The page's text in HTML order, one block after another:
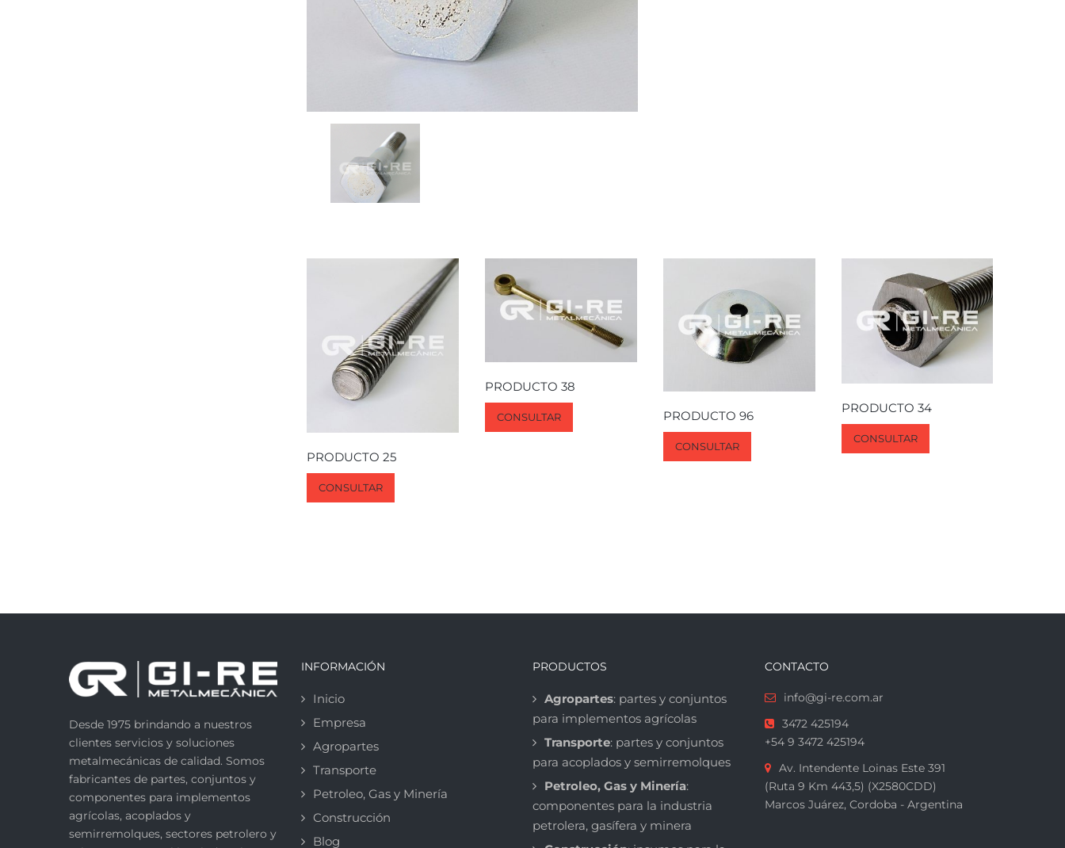
PRODUCTO 25
CONSULTAR
PRODUCTO 38
CONSULTAR PRODUCTO 96
CONSULTAR
PRODUCTO 34
CONSULTAR
Desde 1975 brindando a nuestros
clientes servicios y soluciones
metalmecánicas de calidad. Somos
fabricantes de partes, conjuntos y
componentes para implementos
agrícolas, acoplados y
semirremolques, sectores petrolero y
INFORMACIÓN
Inicio
Empresa
Agropartes
Transporte
Petroleo, Gas y Minería
Construcción
Blog
PRODUCTOS
Agropartes: partes y conjuntos
para implementos agrícolas
Transporte: partes y conjuntos
para acoplados y semirremolques
Petroleo, Gas y Minería:
componentes para la industria
petrolera, gasífera y minera
CONTACTO
info@gi-re.com.ar
3472 425194
+54 9 3472 425194
Av. Intendente Loinas Este 391
(Ruta 9 Km 443,5) (X2580CDD)
Marcos Juárez, Cordoba - Argentina